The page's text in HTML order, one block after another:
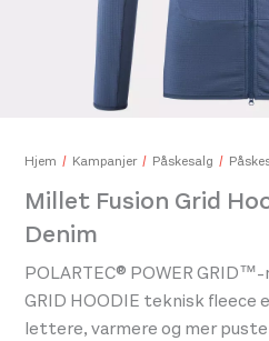
Bok: Nordisk Turbok
Hjem Kampanjer Påskesalg
Millet Fusion Grid
Denim
POLARTEC® POWER
GRID HOODIE teknisk fleece
lettere, varmere og mer